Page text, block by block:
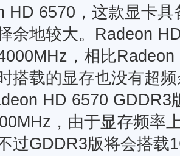
HD 6570，这款显卡
余地较大。Radeon
，相比
搭载的显存也没有超
HD 6570 GDDR3
，由于显存频率
过GDDR3版将会搭载